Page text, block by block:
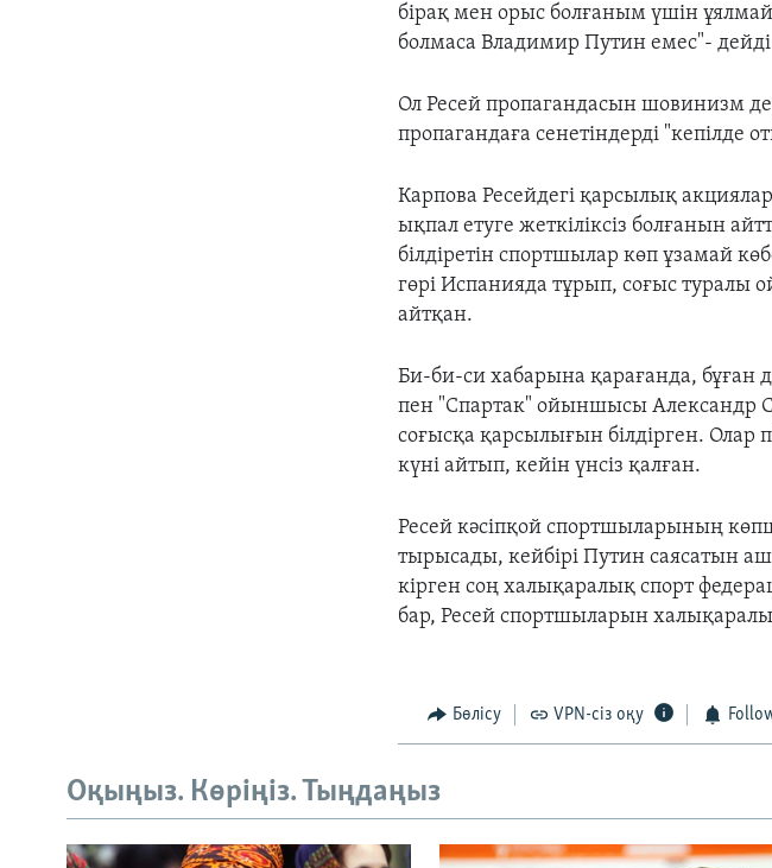
бірақ мен орыс болғаным үшін
болмаса Владимир Путин емес"- дейді
Ол Ресей пропагандасын шовинизм
пропагандаға сенетіндерді "кепілде
Карпова Ресейдегі қарсылық
ықпал етуге жеткіліксіз болғанын
білдіретін спортшылар көп ұзамай
гөрі Испанияда тұрып, соғыс туралы
айтқан.
Би-би-си хабарына қарағанда,
пен "Спартак" ойыншысыАлександр
соғысқа қарсылығын білдірген. Олар
күні айтып, кейін үнсіз қалған.
Ресей кәсіпқой спортшыларының
тырысады, кейбірі Путин саясатын
кірген соң халықаралық спорт
бар, Ресей спортшыларын
Бөлісу VPN-сіз оқу
Оқыңыз. Көріңіз. Тыңдаңыз